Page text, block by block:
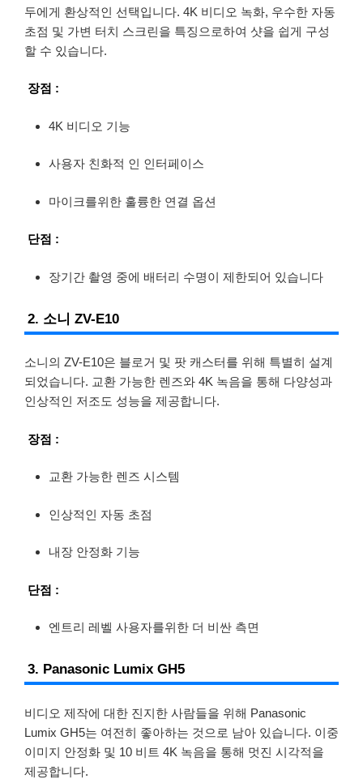
두에게 환상적인 선택입니다. 4K 비디오 녹화, 우수한 자동
초점 및 가변 터치 스크린을 특징으로하여 샷을 쉽게 구성
할 수 있습니다.
장점 :
4K 비디오 기능
사용자 친화적 인 인터페이스
마이크를위한 훌륭한 연결 옵션
단점 :
장기간 촬영 중에 배터리 수명이 제한되어 있습니다
2. 소니 ZV-E10
소니의 ZV-E10은 블로거 및 팟 캐스터를 위해 특별히 설계
되었습니다. 교환 가능한 렌즈와 4K 녹음을 통해 다양성과
인상적인 저조도 성능을 제공합니다.
장점 :
교환 가능한 렌즈 시스템
인상적인 자동 초점
내장 안정화 기능
단점 :
엔트리 레벨 사용자를위한 더 비싼 측면
3. Panasonic Lumix GH5
비디오 제작에 대한 진지한 사람들을 위해 Panasonic
Lumix GH5는 여전히 좋아하는 것으로 남아 있습니다. 이중
이미지 안정화 및 10 비트 4K 녹음을 통해 멋진 시각적을
제공합니다.